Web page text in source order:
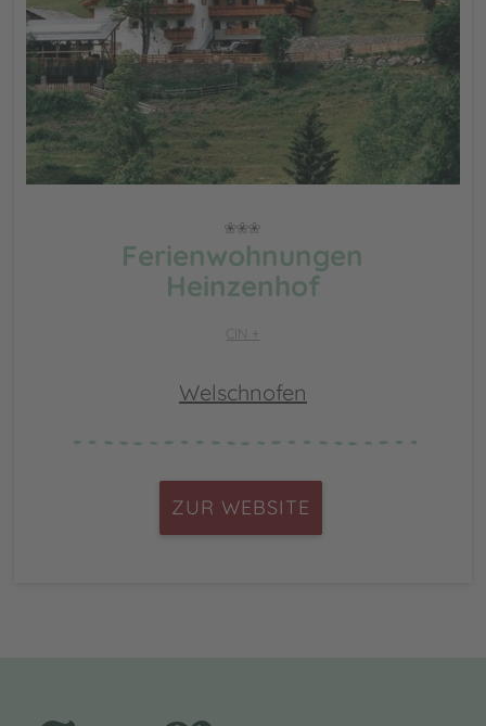
Ferienwohnungen
Heinzenhof
CIN +
Welschnofen
ZUR WEBSITE